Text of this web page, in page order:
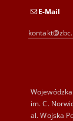
E-Mail
im. C.
al. Wojska